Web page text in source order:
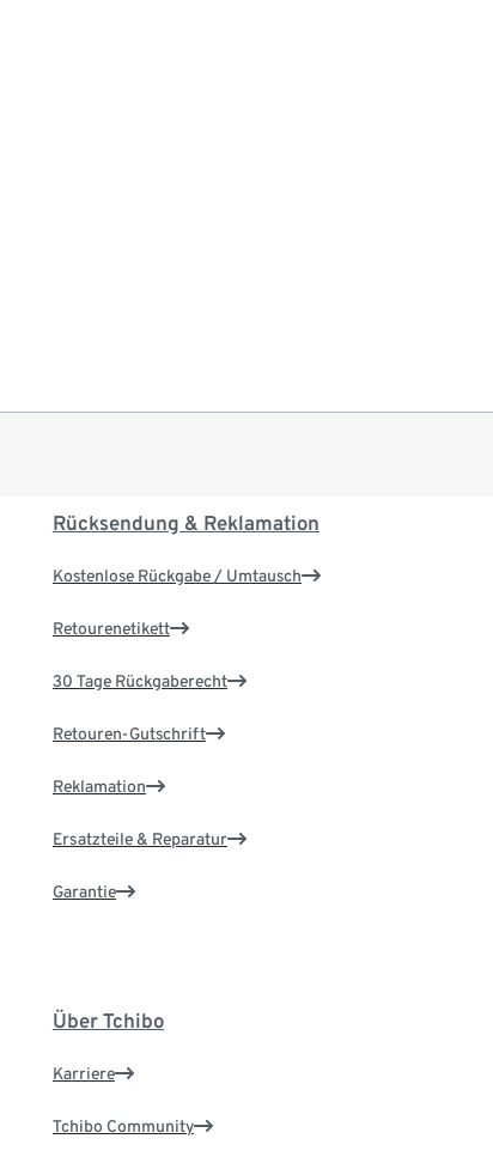
Rücksendung & Reklamation
Kostenlose Rückgabe / Umtausch
Retourenetikett
30 Tage Rückgaberecht
Retouren-Gutschrift
Reklamation
Ersatzteile & Reparatur
Garantie
Über Tchibo
Karriere
Tchibo Community